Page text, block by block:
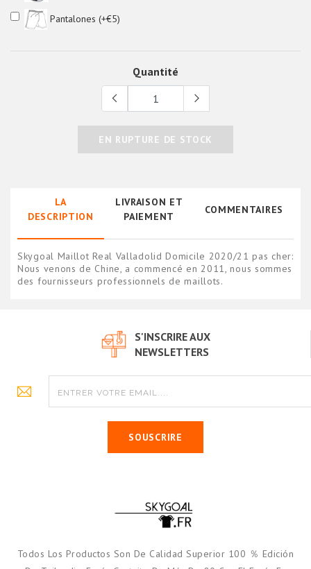
Pantalones (+€5)
Quantité
EN RUPTURE DE STOCK
LA
DESCRIPTION
LIVRAISON ET
PAIEMENT
COMMENTAIRES
Skygoal Maillot Real Valladolid Domicile 2020/21 pas cher:
Nous venons de Chine, a commencé en 2011, nous sommes
des fournisseurs professionnels de maillots.
S'INSCRIRE AUX
NEWSLETTERS
SOUSCRIRE
Todos Los Productos Son De Calidad Superior 100 ％ Edición